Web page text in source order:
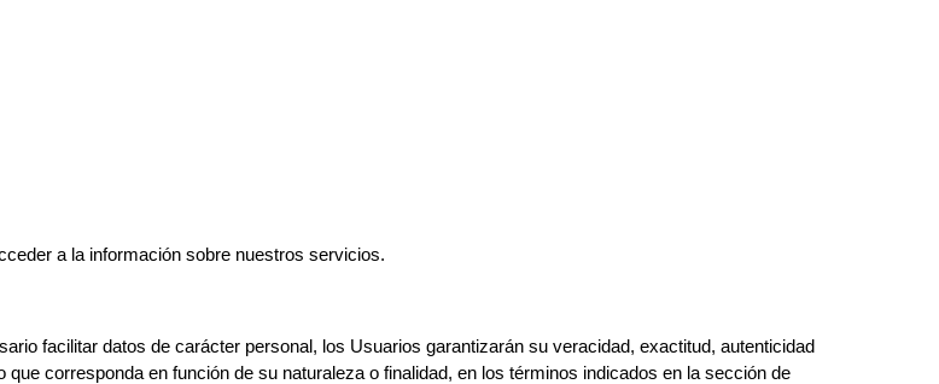
a la información sobre nuestros servicios.
facilitar datos de carácter personal, los Usuarios garantizarán su veracidad, exactitud, autenticidad
corresponda en función de su naturaleza o finalidad, en los términos indicados en la sección de